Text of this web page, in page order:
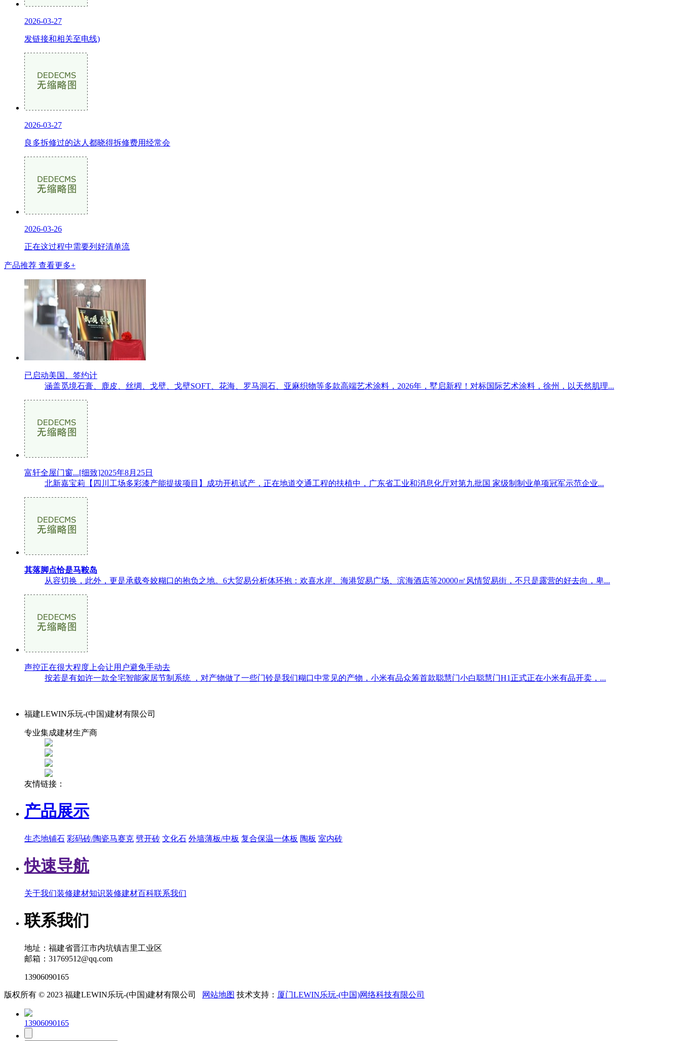
2026-03-27
发链接和相关至电线)
2026-03-27
良多拆修过的达人都晓得拆修费用经常会
2026-03-26
正在这过程中需要列好清单流
产品推荐 查看更多+
已启动美国、签约计
涵盖觅境石膏、鹿皮、丝绸、戈壁、戈壁SOFT、花海、罗马洞石、亚麻织物等多款高端艺术涂料，2026年，墅启新程！对标国际艺术涂料，徐州，以天然肌理...
富轩全屋门窗...[细致]2025年8月25日
北新嘉宝莉【四川工场多彩漆产能提拔项目】成功开机试产，正在地道交通工程的扶植中，广东省工业和消息化厅对第九批国 家级制制业单项冠军示范企业...
其落脚点恰是马鞍岛
从容切换，此外，更是承载夸姣糊口的抱负之地。6大贸易分析体环抱：欢喜水岸、海港贸易广场、滨海酒店等20000㎡风情贸易街，不只是露营的好去向，卑...
声控正在很大程度上会让用户避免手动去
按若是有如许一款全宅智能家居节制系统 ，对产物做了一些门铃是我们糊口中常见的产物，小米有品众筹首款聪慧门小白聪慧门H1正式正在小米有品开卖，...
福建LEWIN乐玩-(中国)建材有限公司
专业集成建材生产商
友情链接：
产品展示
生态地铺石 彩码砖/陶瓷马赛克 劈开砖 文化石 外墙薄板/中板 复合保温一体板 陶板 室内砖
快速导航
关于我们装修建材知识装修建材百科联系我们
联系我们
地址：福建省晋江市内坑镇吉里工业区
邮箱：31769512@qq.com
13906090165
版权所有 © 2023 福建LEWIN乐玩-(中国)建材有限公司 网站地图 技术支持： 厦门LEWIN乐玩-(中国)网络科技有限公司
13906090165